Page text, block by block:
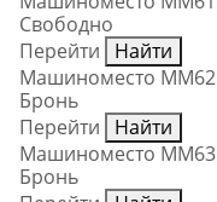
Свободно
Перейти
Найти
Машиноместо ММ62
Бронь
Перейти
Найти
Машиноместо ММ63
Бронь